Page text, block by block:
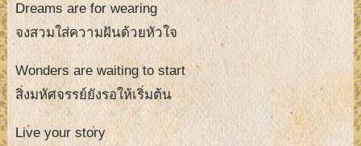
Dreams are for wearing
จงสวมใส่ความฝันด้วยหัวใจ
Wonders are waiting to start
สิ่งมหัศจรรย์ยังรอให้เริ่มต้น
Live your story